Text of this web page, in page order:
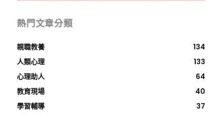
熱門文章分類
親職教養
134
人類心理
133
心理助人
64
教育現場
40
學習輔導
37